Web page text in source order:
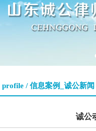
profile /信息案例_诚公新闻
诚公